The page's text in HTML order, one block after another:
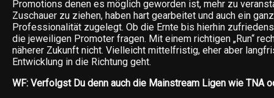
Promotions denen es möglich geworden ist, mehr zu
Zuschauer zu ziehen, haben hart gearbeitet und auch ein
Professionalität zugelegt. Ob die Ernte bis hierhin
die jeweiligen Promoter fragen. Mit einem richtigen „Run“
näherer Zukunft nicht. Vielleicht mittelfristig, eher aber
Entwicklung in die Richtung geht.
WF: Verfolgst Du denn auch die Mainstream Ligen wie TNA